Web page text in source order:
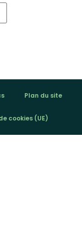
Plan du site
cookies (UE)